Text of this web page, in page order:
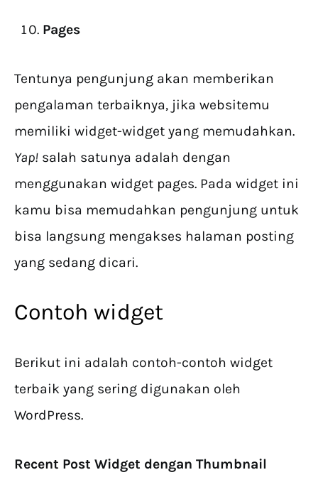
Pages
Tentunya pengunjung akan memberikan
pengalaman terbaiknya, jika websitemu
memiliki widget-widget yang memudahkan.
Yap! salah satunya adalah dengan
menggunakan widget pages. Pada widget ini
kamu bisa memudahkan pengunjung untuk
bisa langsung mengakses halaman posting
yang sedang dicari.
Contoh widget
Berikut ini adalah contoh-contoh widget
terbaik yang sering digunakan oleh
WordPress.
Recent Post Widget dengan Thumbnail